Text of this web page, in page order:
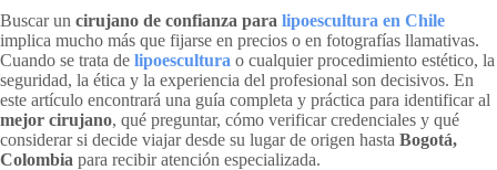
Buscar un cirujano de confianza para lipoescultura en Chile
implica mucho más que fijarse en precios o en fotografías llamativas.
Cuando se trata de lipoescultura o cualquier procedimiento estético, la
seguridad, la ética y la experiencia del profesional son decisivos. En
este artículo encontrará una guía completa y práctica para identificar al
mejor cirujano, qué preguntar, cómo verificar credenciales y qué
considerar si decide viajar desde su lugar de origen hasta Bogotá,
Colombia para recibir atención especializada.